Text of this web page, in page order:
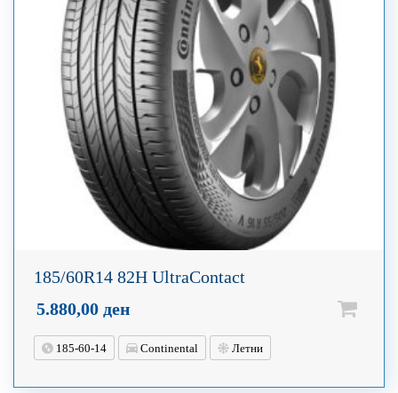
185/60R14 82H UltraContact
5.880,00 ден
185-60-14 Continental Летни